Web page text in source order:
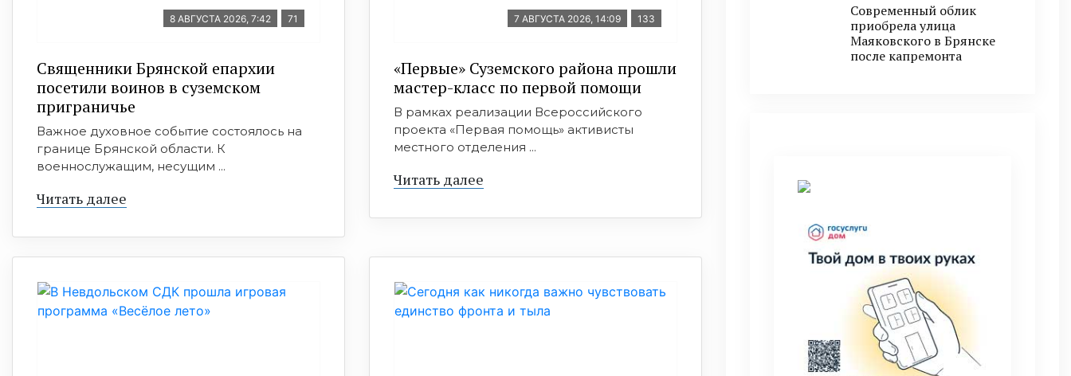
8 АВГУСТА 2026, 7:42 71
Священники Брянской епархии
посетили воинов в суземском
приграничье
Важное духовное событие состоялось на
границе Брянской области. К
военнослужащим, несущим ...
Читать далее
7 АВГУСТА 2026, 14:09 133
«Первые» Суземского района прошли
мастер-класс по первой помощи
В рамках реализации Всероссийского
проекта «Первая помощь» активисты
местного отделения ...
Читать далее
Современный облик
приобрела улица
Маяковского в Брянске
после капремонта